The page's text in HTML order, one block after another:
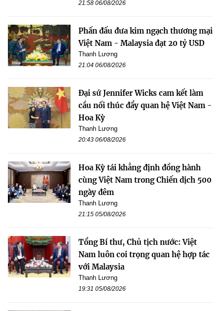
21:58 06/08/2026
Phấn đấu đưa kim ngạch thương mại
Việt Nam - Malaysia đạt 20 tỷ USD
Thanh Lương
21:04 06/08/2026
Đại sứ Jennifer Wicks cam kết làm
cầu nối thúc đẩy quan hệ Việt Nam -
Hoa Kỳ
Thanh Lương
20:43 06/08/2026
Hoa Kỳ tái khẳng định đồng hành
cùng Việt Nam trong Chiến dịch 500
ngày đêm
Thanh Lương
21:15 05/08/2026
Tổng Bí thư, Chủ tịch nước: Việt
Nam luôn coi trọng quan hệ hợp tác
với Malaysia
Thanh Lương
19:31 05/08/2026